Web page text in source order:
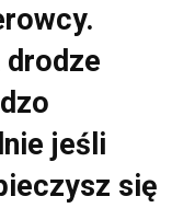
drodze
jeśli
się